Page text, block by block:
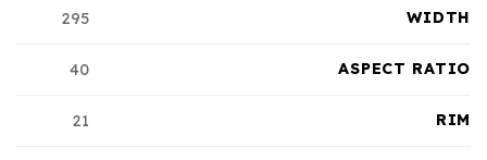
WIDTH
295
ASPECT RATIO
40
RIM
21